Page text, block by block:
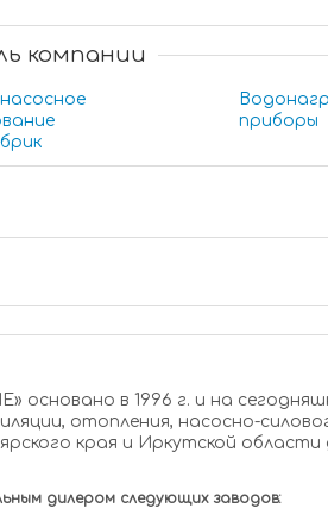
компании
приборы
рубрик
отопления, насосно-
края и Иркутской области
дилером следующих заводов: